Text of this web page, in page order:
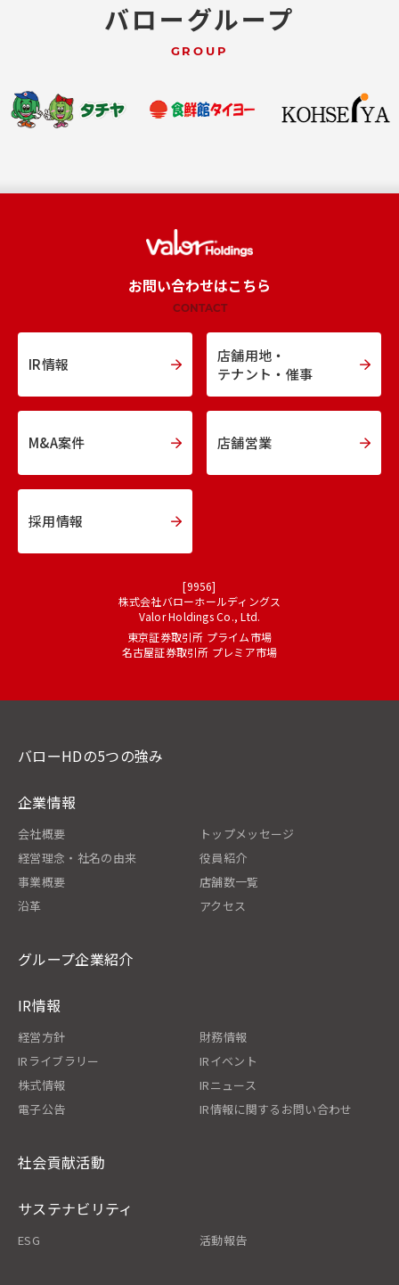
バローグループ
GROUP
お問い合わせはこちら
CONTACT
IR情報
店舗用地・
テナント・催事
M&A案件 店舗営業
採用情報
[9956]
株式会社バローホールディングス
Valor Holdings Co., Ltd.
東京証券取引所 プライム市場
名古屋証券取引所 プレミア市場
バローHDの5つの強み
企業情報
会社概要
トップメッセージ
経営理念・社名の由来
役員紹介
事業概要
店舗数一覧
沿革
アクセス
グループ企業紹介
IR情報
経営方針
財務情報
IRライブラリー
IRイベント
株式情報
IRニュース
電子公告
IR情報に関するお問い合わせ
社会貢献活動
サステナビリティ
ESG 活動報告